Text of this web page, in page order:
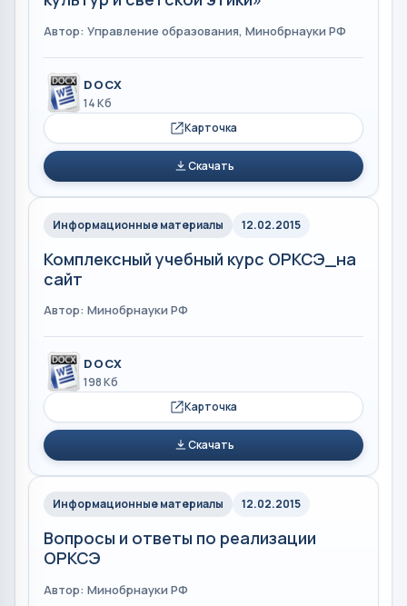
Автор: Управление образования, Минобрнауки РФ
DOCX
14 Кб
Карточка
Скачать
Информационные материалы 12.02.2015
Комплексный учебный курс ОРКСЭ_на
сайт
Автор: Минобрнауки РФ
DOCX
198 Кб
Карточка
Скачать
Информационные материалы 12.02.2015
Вопросы и ответы по реализации
ОРКСЭ
Автор: Минобрнауки РФ